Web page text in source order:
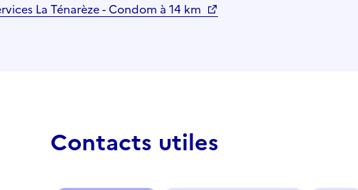
La Ténarèze - Condom à 14 km
Contacts utiles